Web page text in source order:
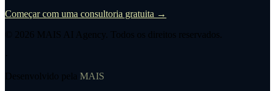
Começar com uma consultoria gratuita →
© 2026 MAIS AI Agency
. Todos os direitos reservados.
·
Desenvolvido pela MAIS